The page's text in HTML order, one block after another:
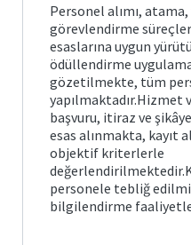
Personel alımı,
görevlendirme
esaslarına uygun
ödüllendirme
gözetilmekte, tüm
başvuru, itiraz ve
esas alınmakta, kayıt
objektif kriterlerle
personele tebliğ
bilgilendirme